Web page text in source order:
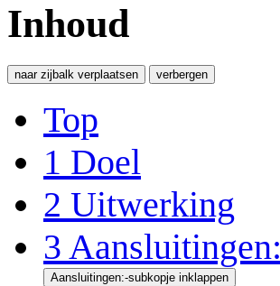
Inhoud
naar zijbalk verplaatsen verbergen
Top
1 Doel
2 Uitwerking
3 Aansluitingen:
Aansluitingen:-subkopje inklappen